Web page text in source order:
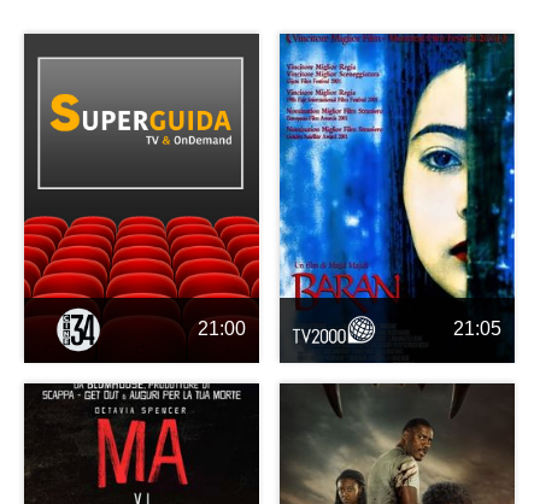
21:00 21:05